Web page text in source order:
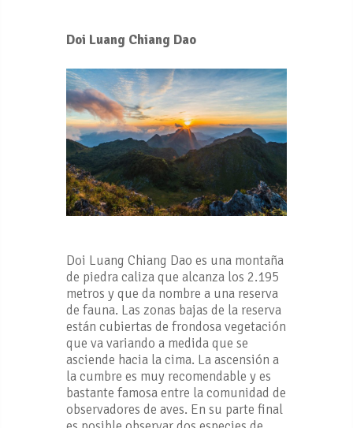
Doi Luang Chiang Dao
Doi Luang Chiang Dao es una montaña
de piedra caliza que alcanza los 2.195
metros y que da nombre a una reserva
de fauna. Las zonas bajas de la reserva
están cubiertas de frondosa vegetación
que va variando a medida que se
asciende hacia la cima. La ascensión a
la cumbre es muy recomendable y es
bastante famosa entre la comunidad de
observadores de aves. En su parte final